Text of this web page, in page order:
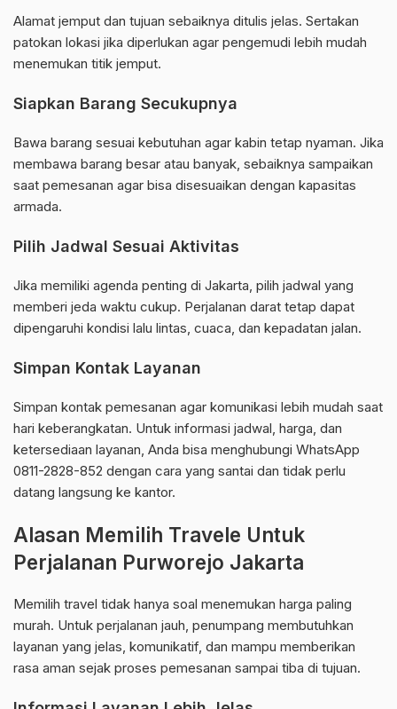
Alamat jemput dan tujuan sebaiknya ditulis jelas. Sertakan
patokan lokasi jika diperlukan agar pengemudi lebih mudah
menemukan titik jemput.
Siapkan Barang Secukupnya
Bawa barang sesuai kebutuhan agar kabin tetap nyaman. Jika
membawa barang besar atau banyak, sebaiknya sampaikan
saat pemesanan agar bisa disesuaikan dengan kapasitas
armada.
Pilih Jadwal Sesuai Aktivitas
Jika memiliki agenda penting di Jakarta, pilih jadwal yang
memberi jeda waktu cukup. Perjalanan darat tetap dapat
dipengaruhi kondisi lalu lintas, cuaca, dan kepadatan jalan.
Simpan Kontak Layanan
Simpan kontak pemesanan agar komunikasi lebih mudah saat
hari keberangkatan. Untuk informasi jadwal, harga, dan
ketersediaan layanan, Anda bisa menghubungi WhatsApp
0811-2828-852 dengan cara yang santai dan tidak perlu
datang langsung ke kantor.
Alasan Memilih Travele Untuk
Perjalanan Purworejo Jakarta
Memilih travel tidak hanya soal menemukan harga paling
murah. Untuk perjalanan jauh, penumpang membutuhkan
layanan yang jelas, komunikatif, dan mampu memberikan
rasa aman sejak proses pemesanan sampai tiba di tujuan.